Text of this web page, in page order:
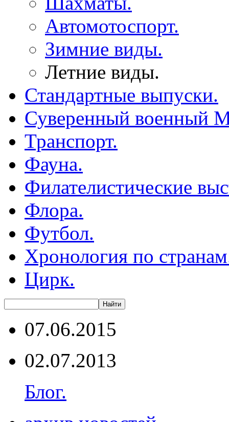
Автомотоспорт.
Зимние виды.
Летние виды.
Стандартные выпуски.
Суверенный военный
Транспорт.
Фауна.
Филателистические
Флора.
Футбол.
Хронология по
Цирк.
07.06.2015
02.07.2013
Блог.